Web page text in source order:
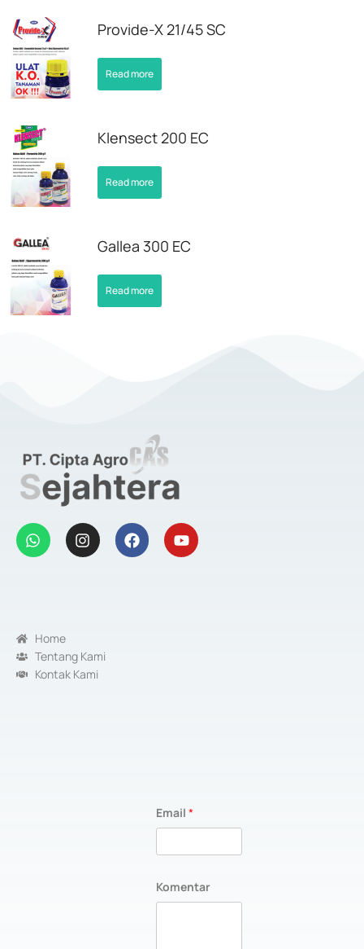
Provide-X 21/45 SC
Read more
Klensect 200 EC
Read more
Gallea 300 EC
Read more
Home
Tentang Kami
Kontak Kami
Email *
o
m
Komentar